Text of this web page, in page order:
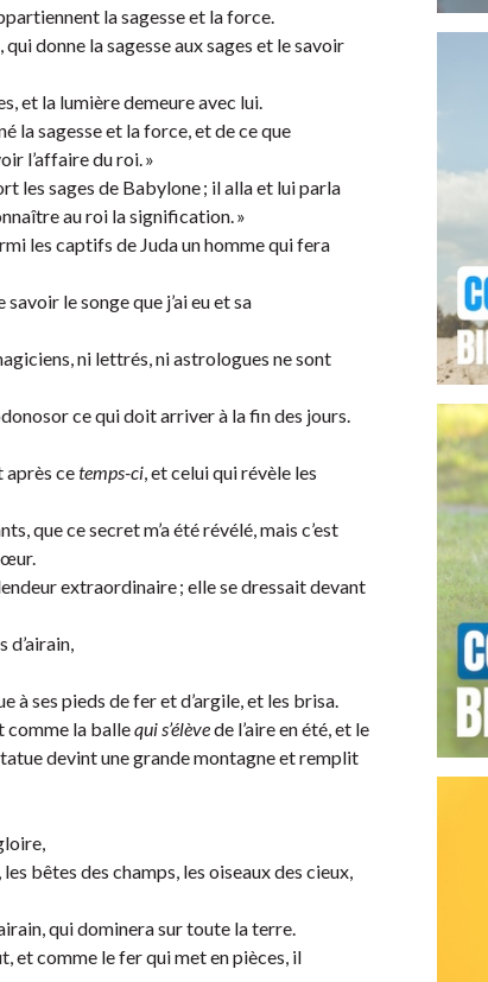
la sagesse et la force.
donne la sagesse aux sages et le savoir
et la lumière demeure avec lui.
la sagesse et la force, et de ce que
l’affaire du roi. »
les sages de Babylone ; il alla et lui parla
au roi la signification. »
les captifs de Juda un homme qui fera
le songe que j’ai eu et sa
ni lettrés, ni astrologues ne sont
ce qui doit arriver à la fin des jours.
après cetemps-ci , et celui qui révèle les
que ce secret m’a été révélé, mais c’est
extraordinaire ; elle se dressait devant
à ses pieds de fer et d’argile, et les brisa.
comme la ballequi s’élèvede l’aire en été, et le
devint une grande montagne et remplit
bêtes des champs, les oiseaux des cieux,
qui dominera sur toute la terre.
et comme le fer qui met en pièces, il